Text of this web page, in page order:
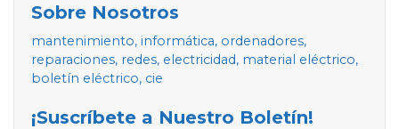
Sobre Nosotros
mantenimiento, informática, ordenadores,
reparaciones, redes, electricidad, material eléctrico,
boletín eléctrico, cie
¡Suscríbete a Nuestro Boletín!